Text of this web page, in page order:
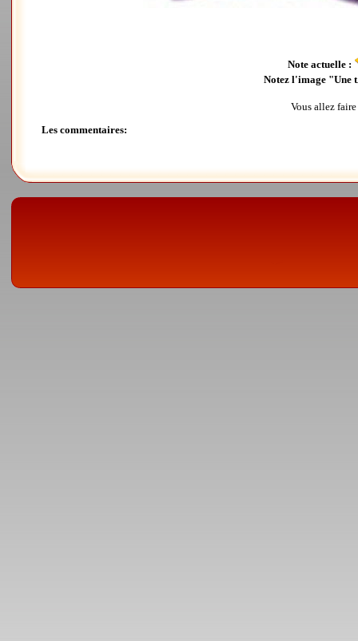
Note actuelle :
Notez l'image "Une
Vous allez
Les commentaires: